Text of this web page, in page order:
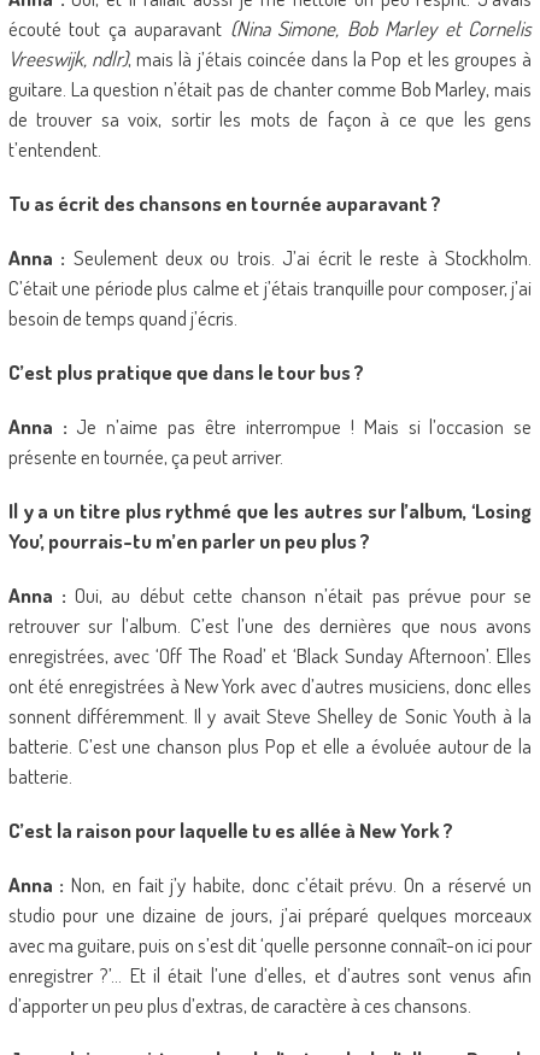
écouté tout ça auparavant (Nina Simone, Bob Marley et Cornelis
Vreeswijk, ndlr), mais là j’étais coincée dans la Pop et les groupes à
guitare. La question n’était pas de chanter comme Bob Marley, mais
de trouver sa voix, sortir les mots de façon à ce que les gens
t’entendent.
Tu as écrit des chansons en tournée auparavant ?
Anna : Seulement deux ou trois. J’ai écrit le reste à Stockholm.
C’était une période plus calme et j’étais tranquille pour composer, j’ai
besoin de temps quand j’écris.
C’est plus pratique que dans le tour bus ?
Anna : Je n’aime pas être interrompue ! Mais si l’occasion se
présente en tournée, ça peut arriver.
Il y a un titre plus rythmé que les autres sur l’album, ‘Losing
You’, pourrais-tu m’en parler un peu plus ?
Anna : Oui, au début cette chanson n’était pas prévue pour se
retrouver sur l’album. C’est l’une des dernières que nous avons
enregistrées, avec ‘Off The Road’ et ‘Black Sunday Afternoon’. Elles
ont été enregistrées à New York avec d’autres musiciens, donc elles
sonnent différemment. Il y avait Steve Shelley de Sonic Youth à la
batterie. C’est une chanson plus Pop et elle a évoluée autour de la
batterie.
C’est la raison pour laquelle tu es allée à New York ?
Anna : Non, en fait j’y habite, donc c’était prévu. On a réservé un
studio pour une dizaine de jours, j’ai préparé quelques morceaux
avec ma guitare, puis on s’est dit ‘quelle personne connaît-on ici pour
enregistrer ?’… Et il était l’une d’elles, et d’autres sont venus afin
d’apporter un peu plus d’extras, de caractère à ces chansons.